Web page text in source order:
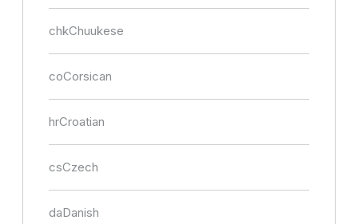
chkChuukese
coCorsican
hrCroatian
csCzech
daDanish